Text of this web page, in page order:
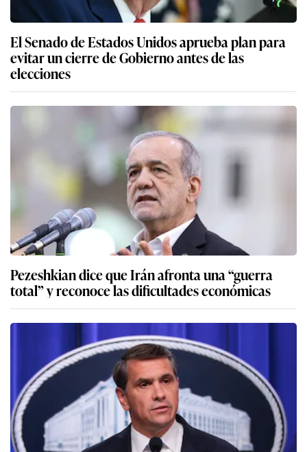
El Senado de Estados Unidos aprueba plan para
evitar un cierre de Gobierno antes de las
elecciones
Pezeshkian dice que Irán afronta una “guerra
total” y reconoce las dificultades económicas